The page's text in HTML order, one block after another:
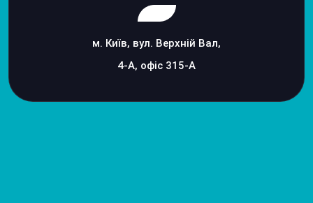
м. Київ, вул. Верхній Вал,
4-А, офіс 315-А